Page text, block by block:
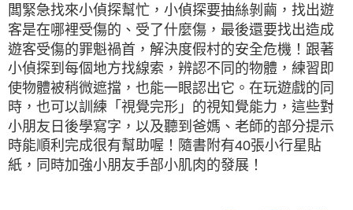
闆緊急找來小偵探幫忙，小偵探要抽絲剝繭，找出遊
客是在哪裡受傷的、受了什麼傷，最後還要找出造成
遊客受傷的罪魁禍首，解決度假村的安全危機！跟著
小偵探到每個地方找線索，辨認不同的物體，練習即
使物體被稍微遮擋，也能一眼認出它。在玩遊戲的同
時，也可以訓練「視覺完形」的視知覺能力，這些對
小朋友日後學寫字，以及聽到爸媽、老師的部分提示
時能順利完成很有幫助喔！隨書附有40張小行星貼
紙，同時加強小朋友手部小肌肉的發展！